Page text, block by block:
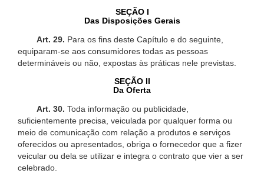
SEÇÃO I
Das Disposições Gerais
Art. 29. Para os fins deste Capítulo e do seguinte,
equiparam-se aos consumidores todas as pessoas
determináveis ou não, expostas às práticas nele previstas.
SEÇÃO II
Da Oferta
Art. 30. Toda informação ou publicidade,
suficientemente precisa, veiculada por qualquer forma ou
meio de comunicação com relação a produtos e serviços
oferecidos ou apresentados, obriga o fornecedor que a fizer
veicular ou dela se utilizar e integra o contrato que vier a ser
celebrado.